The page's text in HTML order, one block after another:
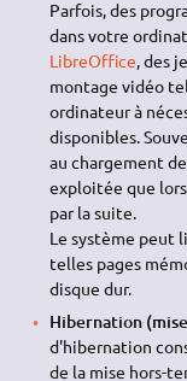
Parfois, des
dans votre
LibreOffice, des
montage vidéo
ordinateur à
disponibles.
au chargement
exploitée que
par la suite.
Le système peut
telles pages
disque dur.
Hibernation
d'hibernation
de la mise hors-